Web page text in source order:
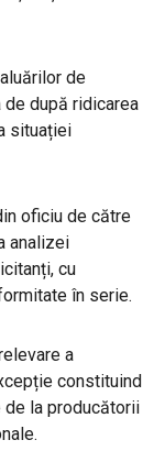
de
după ridicarea
situației
oficiu de către
analizei
cu
în serie.
a
constituind
la producătorii